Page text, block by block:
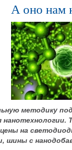
А оно нам
методику
на
шины с